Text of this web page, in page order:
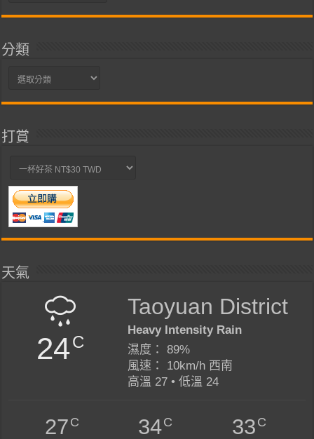
分類
分
打賞
天氣
24C
Taoyuan District
Heavy Intensity Rain
濕度： 89%
風速： 10km/h 西南
高溫 27 • 低溫 24
27C 34C 33C